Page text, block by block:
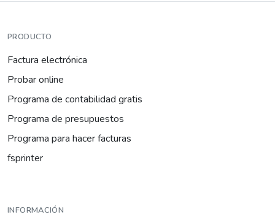
PRODUCTO
Factura electrónica
Probar online
Programa de contabilidad gratis
Programa de presupuestos
Programa para hacer facturas
fsprinter
INFORMACIÓN